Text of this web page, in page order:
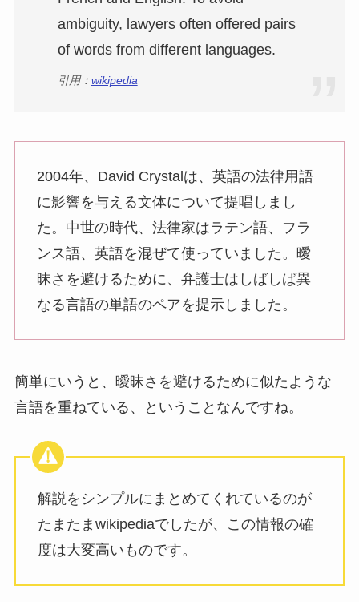
ambiguity, lawyers often offered pairs
of words from different languages.
引用： wikipedia
2004年、David Crystalは、英語の法律用語
に影響を与える文体について提唱しまし
た。中世の時代、法律家はラテン語、フラ
ンス語、英語を混ぜて使っていました。曖
昧さを避けるために、弁護士はしばしば異
なる言語の単語のペアを提示しました。
簡単にいうと、曖昧さを避けるために似たような
言語を重ねている、ということなんですね。
解説をシンプルにまとめてくれているのが
たまたまwikipediaでしたが、この情報の確
度は大変高いものです。